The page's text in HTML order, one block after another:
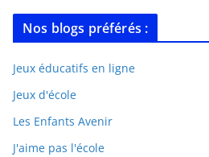
Nos blogs préférés :
Jeux éducatifs en ligne
Jeux d'école
Les Enfants Avenir
J'aime pas l'école